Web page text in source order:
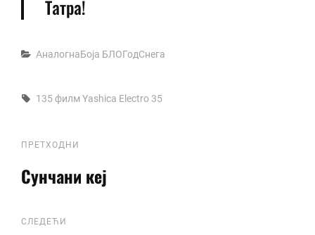
Татра!
Categories
АналогнаБоја БЛОГодСнега
Tags,
135 филмYashica Electro 35
Кретање
чланка
Previous
Post
ПРЕТХОДНИ
Сунчани кеј
следећи
СЛЕДЕЋИ